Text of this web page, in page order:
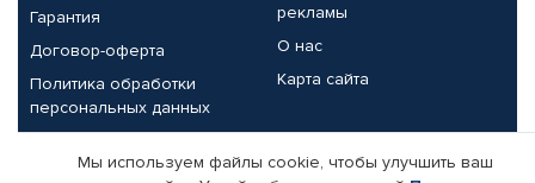
Гарантия
Договор-оферта
Политика обработки
персональных данных
рекламы
О нас
Карта сайта
Партнерам
Мы используем файлы cookie, чтобы улучшить ваш